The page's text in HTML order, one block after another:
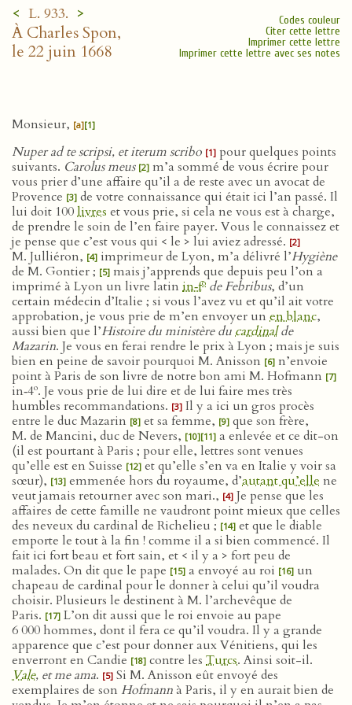
< L. 933. >
À Charles Spon,
le 22 juin 1668
Codes couleur
Citer cette lettre
Imprimer cette lettre
Imprimer cette lettre avec ses notes
Monsieur, [a][1]
Nuper ad te scripsi, et iterum scribo [1] pour quelques points
suivants. Carolus meus [2] m’a sommé de vous écrire pour
vous prier d’une affaire qu’il a de reste avec un avocat de
Provence [3] de votre connaissance qui était ici l’an passé. Il
lui doit 100livres et vous prie, si cela ne vous est à charge,
de prendre le soin de l’en faire payer. Vous le connaissez et
je pense que c’est vous qui < le > lui aviez adressé. [2]
M. Julliéron, [4] imprimeur de Lyon, m’a délivré l’Hygiène
de M. Gontier ; [5] mais j’apprends que depuis peu l’on a
imprimé à Lyon un livre latin in‑fo de Febribus, d’un
certain médecin d’Italie ; si vous l’avez vu et qu’il ait votre
approbation, je vous prie de m’en envoyer un en blanc,
aussi bien que l’Histoire du ministère ducardinalde
Mazarin. Je vous en ferai rendre le prix à Lyon ; mais je suis
bien en peine de savoir pourquoi M. Anisson [6] n’envoie
point à Paris de son livre de notre bon ami M. Hofmann [7]
in‑4o. Je vous prie de lui dire et de lui faire mes très
humbles recommandations. [3] Il y a ici un gros procès
entre le duc Mazarin [8] et sa femme, [9] que son frère,
M. de Mancini, duc de Nevers, [10][11] a enlevée et ce dit-on
(il est pourtant à Paris ; pour elle, lettres sont venues
qu’elle est en Suisse [12] et qu’elle s’en va en Italie y voir sa
sœur), [13] emmenée hors du royaume, d’autant qu’elle ne
veut jamais retourner avec son mari., [4] Je pense que les
affaires de cette famille ne vaudront point mieux que celles
des neveux du cardinal de Richelieu ; [14] et que le diable
emporte le tout à la fin ! comme il a si bien commencé. Il
fait ici fort beau et fort sain, et < il y a > fort peu de
malades. On dit que le pape [15] a envoyé au roi [16] un
chapeau de cardinal pour le donner à celui qu’il voudra
choisir. Plusieurs le destinent à M. l’archevêque de
Paris. [17] L’on dit aussi que le roi envoie au pape
6 000 hommes, dont il fera ce qu’il voudra. Il y a grande
apparence que c’est pour donner aux Vénitiens, qui les
enverront en Candie [18] contre les Turcs. Ainsi soit-il.
Vale, et me ama. [5] Si M. Anisson eût envoyé des
exemplaires de son Hofmannà Paris, il y en aurait bien de